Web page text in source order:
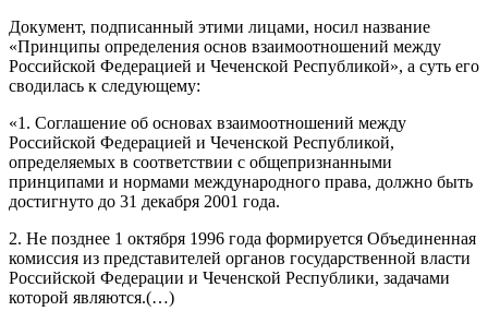
Документ, подписанный этими лицами, носил название
«Принципы определения основ взаимоотношений между
Российской Федерацией и Чеченской Республикой», а суть его
сводилась к следующему:
«1. Соглашение об основах взаимоотношений между
Российской Федерацией и Чеченской Республикой,
определяемых в соответствии с общепризнанными
принципами и нормами международного права, должно быть
достигнуто до 31 декабря 2001 года.
2. Не позднее 1 октября 1996 года формируется Объединенная
комиссия из представителей органов государственной власти
Российской Федерации и Чеченской Республики, задачами
которой являются.(…)